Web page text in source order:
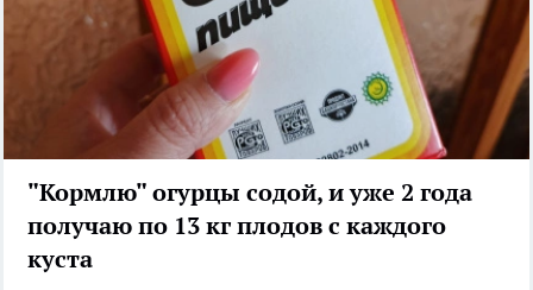
"Кормлю" огурцы содой, и уже 2 года
получаю по 13 кг плодов с каждого
куста